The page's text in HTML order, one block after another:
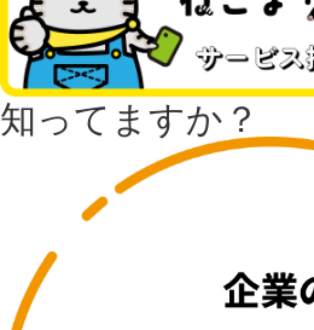
知ってますか？